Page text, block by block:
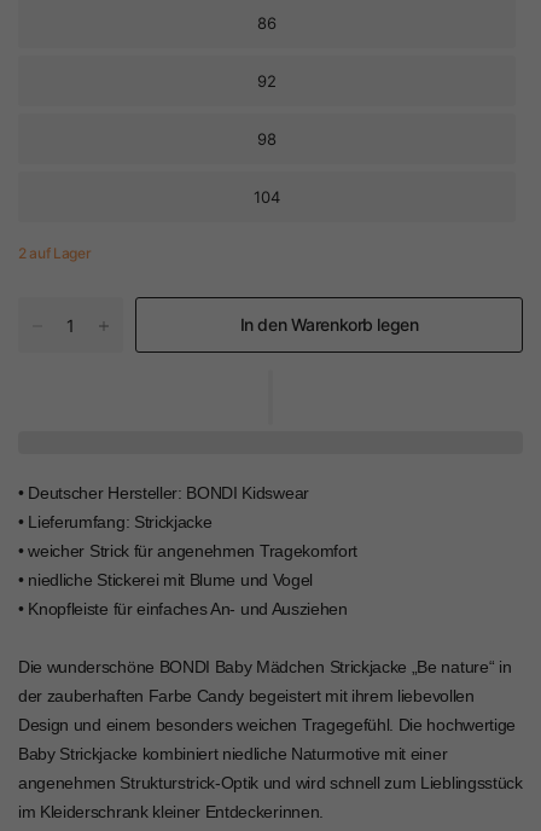
86
92
98
104
2 auf Lager
In den Warenkorb legen
• Deutscher Hersteller: BONDI Kidswear
• Lieferumfang: Strickjacke
• weicher Strick für angenehmen Tragekomfort
• niedliche Stickerei mit Blume und Vogel
• Knopfleiste für einfaches An- und Ausziehen
Die wunderschöne BONDI Baby Mädchen Strickjacke „Be nature“ in
der zauberhaften Farbe Candy begeistert mit ihrem liebevollen
Design und einem besonders weichen Tragegefühl. Die hochwertige
Baby Strickjacke kombiniert niedliche Naturmotive mit einer
angenehmen Strukturstrick-Optik und wird schnell zum Lieblingsstück
im Kleiderschrank kleiner Entdeckerinnen.